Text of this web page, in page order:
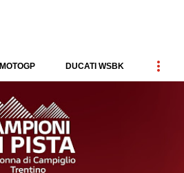
DUCATI WSBK